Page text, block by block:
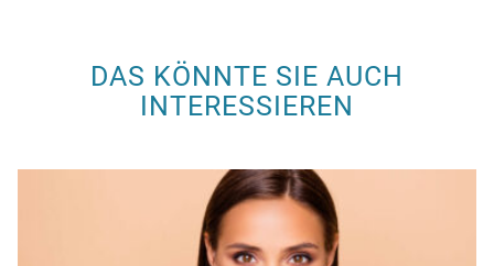
DAS KÖNNTE SIE AUCH
INTERESSIEREN